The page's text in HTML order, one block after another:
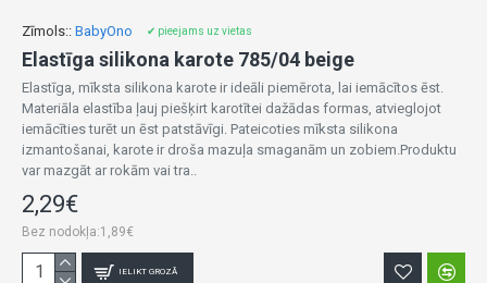
Zīmols:: BabyOno ✔ pieejams uz vietas
Elastīga silikona karote 785/04 beige
Elastīga, mīksta silikona karote ir ideāli piemērota, lai iemācītos ēst.
Materiāla elastība ļauj piešķirt karotītei dažādas formas, atvieglojot
iemācīties turēt un ēst patstāvīgi. Pateicoties mīksta silikona
izmantošanai, karote ir droša mazuļa smaganām un zobiem.Produktu
var mazgāt ar rokām vai tra..
2,29€
Bez nodokļa:1,89€
IELIKT GROZĀ